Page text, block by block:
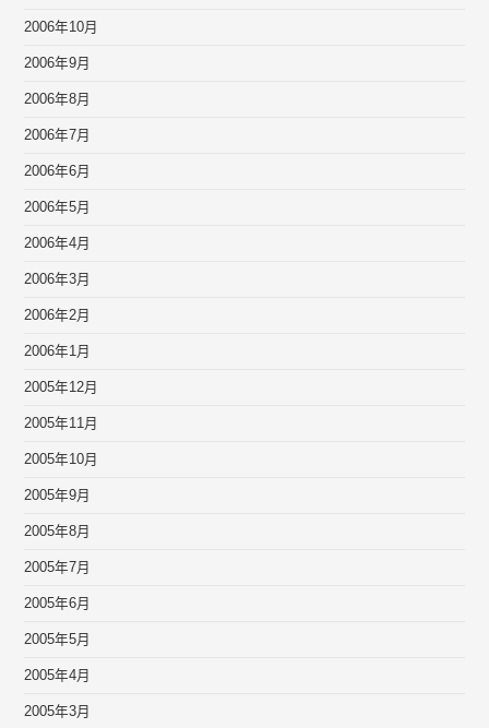
2006年10月
2006年9月
2006年8月
2006年7月
2006年6月
2006年5月
2006年4月
2006年3月
2006年2月
2006年1月
2005年12月
2005年11月
2005年10月
2005年9月
2005年8月
2005年7月
2005年6月
2005年5月
2005年4月
2005年3月